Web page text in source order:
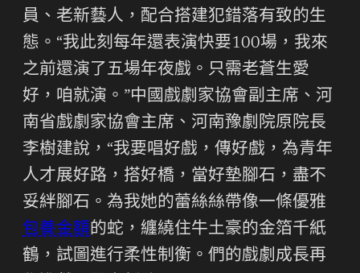
員、老新藝人，配合搭建犯錯落有致的生
態。“我此刻每年還表演快要100場，我來
之前還演了五場年夜戲。只需老蒼生愛
好，咱就演。”中國戲劇家協會副主席、河
南省戲劇家協會主席、河南豫劇院原院長
李樹建說，“我要唱好戲，傳好戲，為青年
人才展好路，搭好橋，當好墊腳石，盡不
妥絆腳石。為我她的蕾絲絲帶像一條優雅
包養金額的蛇，纏繞住牛土豪的金箔千紙
鶴，試圖進行柔性制衡。們的戲劇成長再